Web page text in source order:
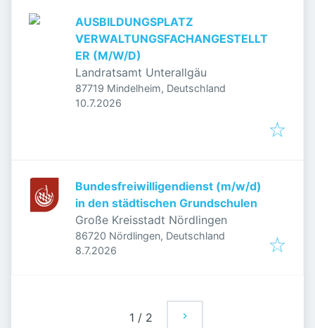
AUSBILDUNGSPLATZ
VERWALTUNGSFACHANGESTELLT
ER (M/W/D)
Landratsamt Unterallgäu
87719 Mindelheim, Deutschland
Veröffentlicht
10.7.2026
Bundesfreiwilligendienst (m/w/d)
in den städtischen Grundschulen
Große Kreisstadt Nördlingen
86720 Nördlingen, Deutschland
Veröffentlicht
8.7.2026
1 / 2